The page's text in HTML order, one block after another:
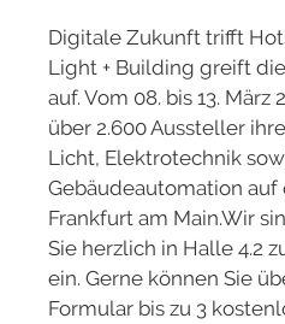
Digitale Zukunft trifft
Light + Building greift
auf. Vom 08. bis 13. März
über 2.600 Aussteller
Licht, Elektrotechnik
Gebäudeautomation
Frankfurt am Main.Wir
Sie herzlich in Halle 4.2
ein. Gerne können Sie
Formular bis zu 3